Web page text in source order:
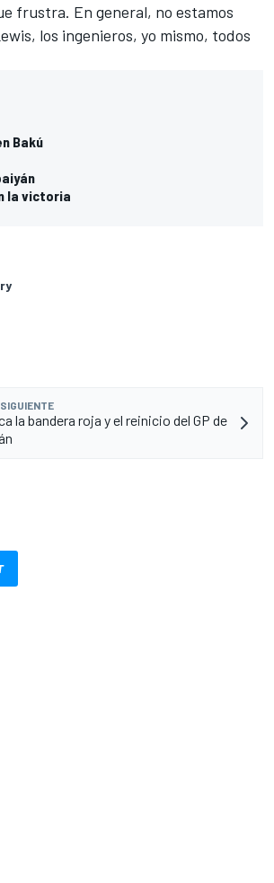
frustra. En general, no estamos
los ingenieros, yo mismo, todos
Bakú
la victoria
la bandera roja y el reinicio del GP de